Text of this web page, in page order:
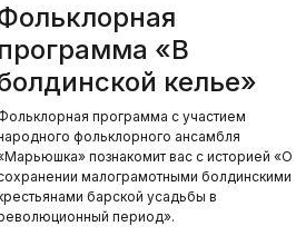
программа «В
келье»
программа с участием
фольклорного ансамбля
познакомит вас с историей «О
малограмотными болдинскими
барской усадьбы в
период».